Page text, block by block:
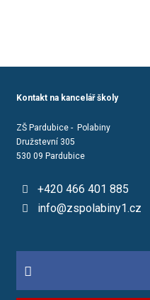
Kontakt na kancelář školy
ZŠ Pardubice - Polabiny
Družstevní 305
530 09 Pardubice
+420 466 401 885
info@zspolabiny1.cz